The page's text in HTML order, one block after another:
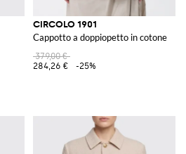
CIRCOLO 1901
Cappotto a doppiopetto in cotone
379,00 €
284,26 €
-25%